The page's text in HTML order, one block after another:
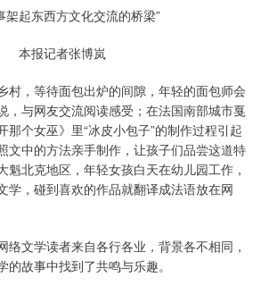
架起东西方文化交流的桥梁”
本报记者张博岚
，等待面包出炉的间隙，年轻的面包师会
，与网友交流阅读感受；在法国南部城市戛
那个女巫》里“冰皮小包子”的制作过程引起
文中的方法亲手制作，让孩子们品尝这道特
魁北克地区，年轻女孩白天在幼儿园工作，
学，碰到喜欢的作品就翻译成法语放在网
文学读者来自各行各业，背景各不相同，
故事中找到了共鸣与乐趣。